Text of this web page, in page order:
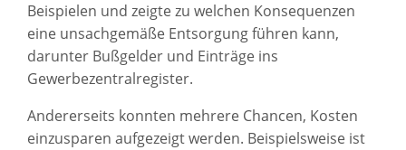
Beispielen und zeigte zu welchen Konsequenzen
eine unsachgemäße Entsorgung führen kann,
darunter Bußgelder und Einträge ins
Gewerbezentralregister.
Andererseits konnten mehrere Chancen, Kosten
einzusparen aufgezeigt werden. Beispielsweise ist